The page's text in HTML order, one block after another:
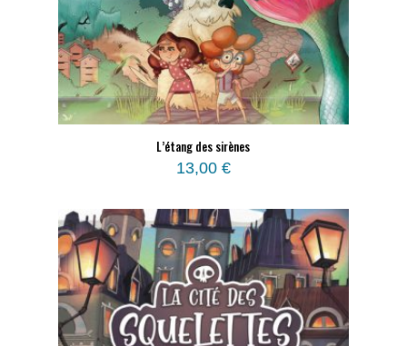
L’étang des sirènes
13,00 €